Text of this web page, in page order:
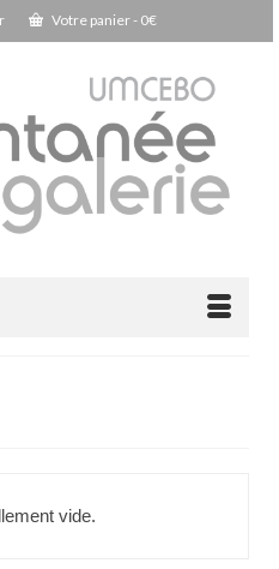
Votre panier- 0€
vide.